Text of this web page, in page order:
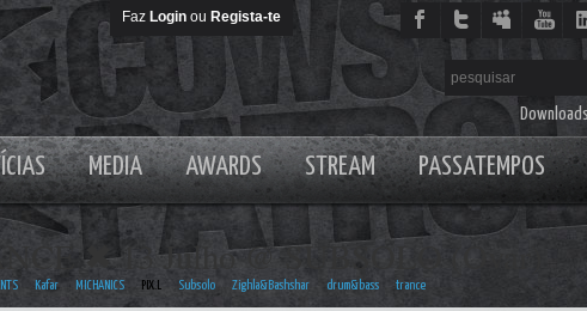
Faz Login ou Regista-te
Downloads
MEDIA AWARDS STREAM PASSATEMPOS
✖ 13 Julho @ SUBSOLO (Ovar)
Kafar MICHANICS PIX.L Subsolo Zighla&Bashshar drum&bass
trance